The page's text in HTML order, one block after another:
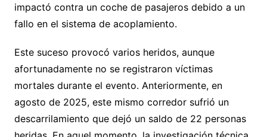
impactó contra un coche de pasajeros debido a un
fallo en el sistema de acoplamiento.
Este suceso provocó varios heridos, aunque
afortunadamente no se registraron víctimas
mortales durante el evento. Anteriormente, en
agosto de 2025, este mismo corredor sufrió un
descarrilamiento que dejó un saldo de 22 personas